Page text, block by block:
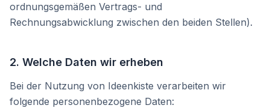
ordnungsgemäßen Vertrags- und
Rechnungsabwicklung zwischen den beiden Stellen).
2. Welche Daten wir erheben
Bei der Nutzung von Ideenkiste verarbeiten wir
folgende personenbezogene Daten: